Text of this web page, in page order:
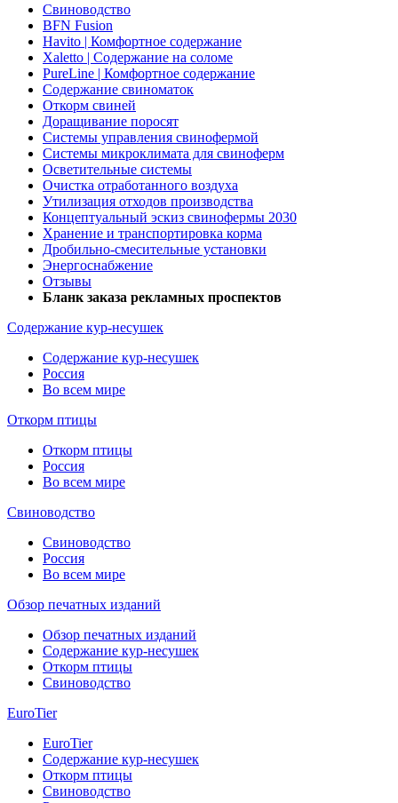
Свиноводство
BFN Fusion
Havito | Комфортное содержание
Xaletto | Содержание на соломе
PureLine | Комфортное содержание
Содержание свиноматок
Откорм свиней
Доращивание поросят
Системы управления свинофермой
Системы микроклимата для свиноферм
Осветительные системы
Очистка отработанного воздуха
Утилизация отходов производства
Концептуальный эскиз свинофермы 2030
Хранение и транспортировка корма
Дробильно-смесительные установки
Энергоснабжение
Отзывы
Бланк заказа рекламных проспектов
Содержание кур-несушек
Содержание кур-несушек
Россия
Во всем мире
Откорм птицы
Откорм птицы
Россия
Во всем мире
Свиноводство
Свиноводство
Россия
Во всем мире
Обзор печатных изданий
Обзор печатных изданий
Содержание кур-несушек
Откорм птицы
Свиноводство
EuroTier
EuroTier
Содержание кур-несушек
Откорм птицы
Свиноводство